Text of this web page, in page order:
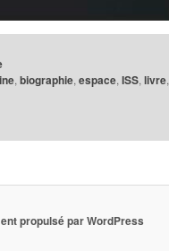
,biographie,espace,ISS,livre,
propulsé par WordPress